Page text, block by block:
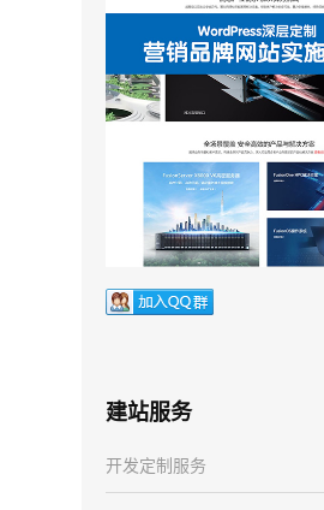
建站服务
开发定制服务